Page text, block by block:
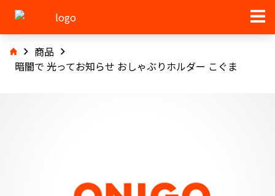
商品
暗闇で 光ってお知らせ おしゃぶりホルダー こぐま